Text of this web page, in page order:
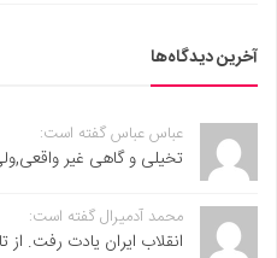
آخرین دیدگاه‌ها
عباس عباس گفته است:
تخیلی و گاهی غیر
محمد آدمیرال گفته است:
انقلاب ایران یادت رفت. از